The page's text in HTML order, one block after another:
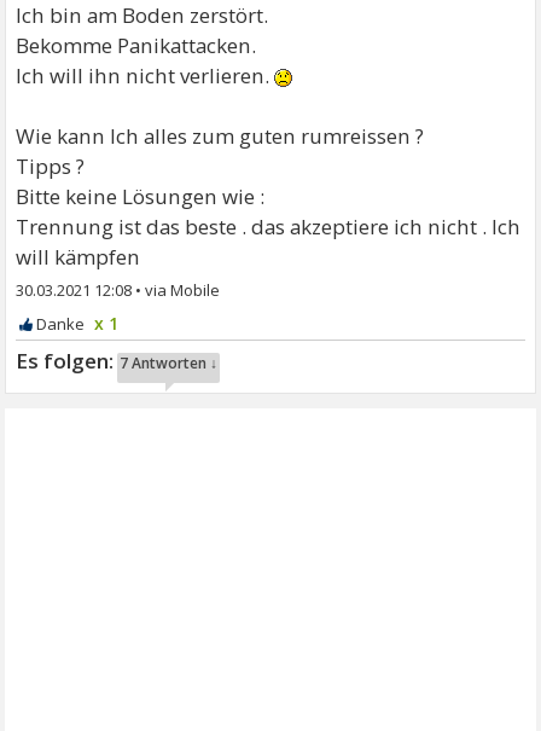
Ich bin am Boden zerstört.
Bekomme Panikattacken.
Ich will ihn nicht verlieren.
Wie kann Ich alles zum guten rumreissen ?
Tipps ?
Bitte keine Lösungen wie :
Trennung ist das beste . das akzeptiere ich nicht . Ich
will kämpfen
30.03.2021 12:08 •
x 1
7 Antworten ↓